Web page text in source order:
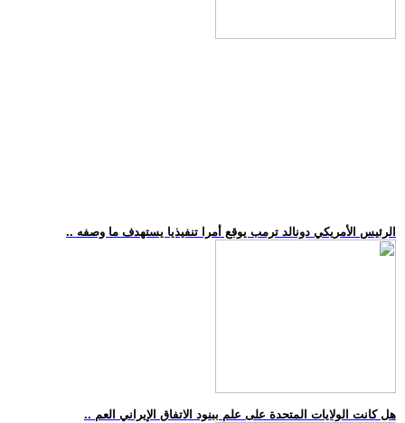
.. الرئيس الأمريكي دونالد ترمب يوقع أمرا تنفيذيا يستهدف ما وصفه
.. هل كانت الولايات المتحدة على علم ببنود الاتفاق الإيراني العم